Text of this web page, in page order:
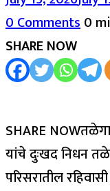
0 Comments0
SHARE NOW
SHARE
यांचे दुःखद निधन
परिसरातील